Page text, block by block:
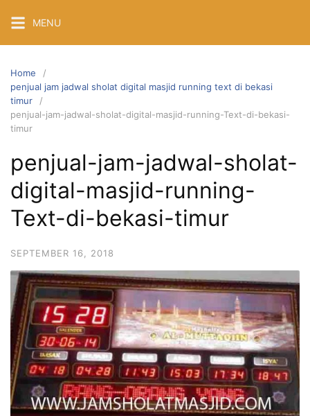
content
MENU
Home
penjual jam jadwal sholat digital masjid running text di bekasi
timur
penjual-jam-jadwal-sholat-digital-masjid-running-Text-di-bekasi-
timur
penjual-jam-jadwal-sholat-
digital-masjid-running-
Text-di-bekasi-timur
SEPTEMBER 16, 2018